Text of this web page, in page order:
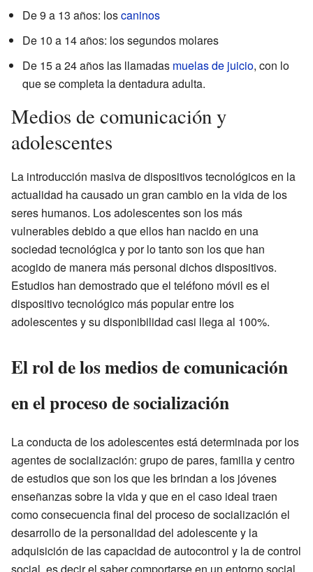
De 9 a 13 años: loscaninos
De 10 a 14 años: los segundos molares
De 15 a 24 años las llamadas muelas de juicio, con lo
que se completa la dentadura adulta.
Medios de comunicación y
adolescentes
La introducción masiva de dispositivos tecnológicos en la
actualidad ha causado un gran cambio en la vida de los
seres humanos. Los adolescentes son los más
vulnerables debido a que ellos han nacido en una
sociedad tecnológica y por lo tanto son los que han
acogido de manera más personal dichos dispositivos.
Estudios han demostrado que el teléfono móvil es el
dispositivo tecnológico más popular entre los
adolescentes y su disponibilidad casi llega al 100%.
El rol de los medios de comunicación
en el proceso de socialización
La conducta de los adolescentes está determinada por los
agentes de socialización: grupo de pares, familia y centro
de estudios que son los que les brindan a los jóvenes
enseñanzas sobre la vida y que en el caso ideal traen
como consecuencia final del proceso de socialización el
desarrollo de la personalidad del adolescente y la
adquisición de las capacidad de autocontrol y la de control
social, es decir el saber comportarse en un entorno social